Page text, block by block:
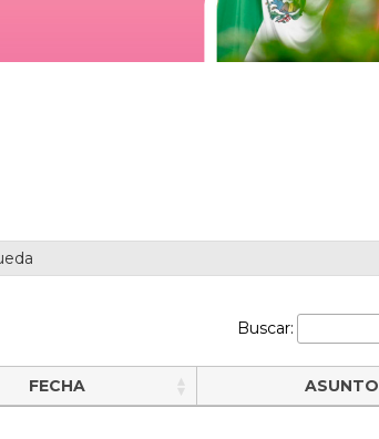
Buscar:
FECHA ASUNTO